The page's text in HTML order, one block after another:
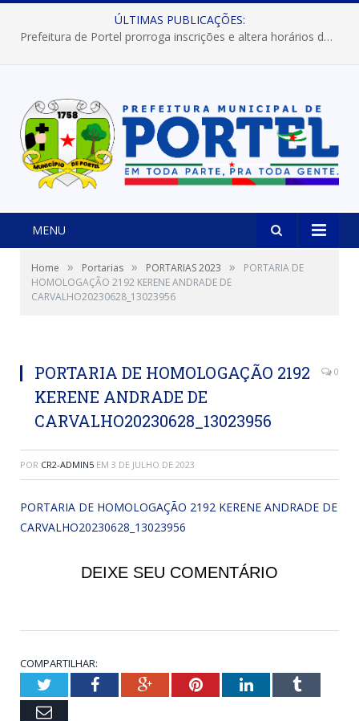
ÚLTIMAS PUBLICAÇÕES:
Prefeitura de Portel prorroga inscrições e altera horários dos concursos “Musa” e “Miss Mix Verão 2026”
MENU
Home » Portarias » PORTARIAS 2023 »
PORTARIA DE
HOMOLOGAÇÃO 2192 KERENE ANDRADE DE
CARVALHO20230628_13023956
PORTARIA DE HOMOLOGAÇÃO 2192
KERENE ANDRADE DE
CARVALHO20230628_13023956
0
POR CR2-ADMIN5 EM 3 DE JULHO DE 2023
PORTARIA DE HOMOLOGAÇÃO 2192 KERENE ANDRADE DE
CARVALHO20230628_13023956
DEIXE SEU COMENTÁRIO
COMPARTILHAR:
TwitterFacebookGoogle+PinterestLinkedInTumblr
Email